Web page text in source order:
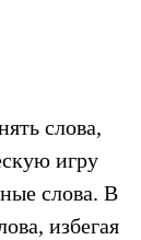
слова,
игру
слова. В
избегая